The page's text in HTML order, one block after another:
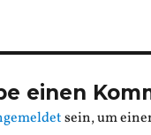
einen
sein, um